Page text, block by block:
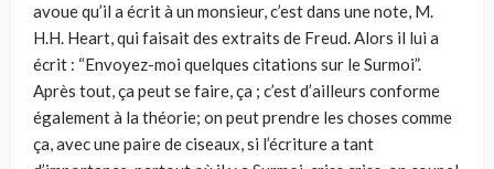
avoue qu’il a écrit à un monsieur, c’est dans une note, M.
H.H. Heart, qui faisait des extraits de Freud. Alors il lui a
écrit : “Envoyez-moi quelques citations sur le Surmoi”.
Après tout, ça peut se faire, ça ; c’est d’ailleurs conforme
également à la théorie; on peut prendre les choses comme
ça, avec une paire de ciseaux, si l’écriture a tant